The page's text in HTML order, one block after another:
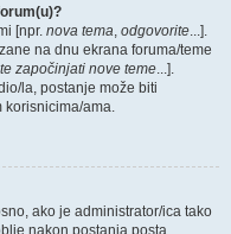
[npr. nova tema, odgovorite...].
na dnu ekrana foruma/teme
započinjati nove teme...].
la, postanje može biti
korisnicima/ama.
ako je administrator/ica tako
nakon postanja posta